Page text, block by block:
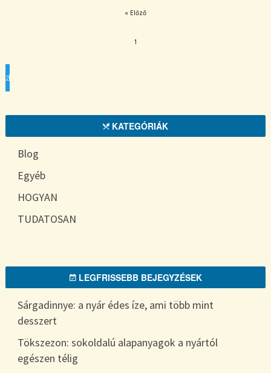
« Előző
1
2
KATEGÓRIÁK
Blog
Egyéb
HOGYAN
TUDATOSAN
LEGFRISSEBB BEJEGYZÉSEK
Sárgadinnye: a nyár édes íze, ami több mint
desszert
Tökszezon: sokoldalú alapanyagok a nyártól
egészen télig